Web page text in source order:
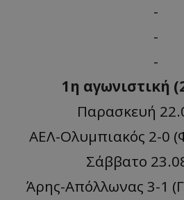
-
-
-
1η αγωνιστική
Παρασκευή
ΑΕΛ-Ολυμπιακός 2-0
Σάββατο
Άρης-Απόλλωνας 3-1